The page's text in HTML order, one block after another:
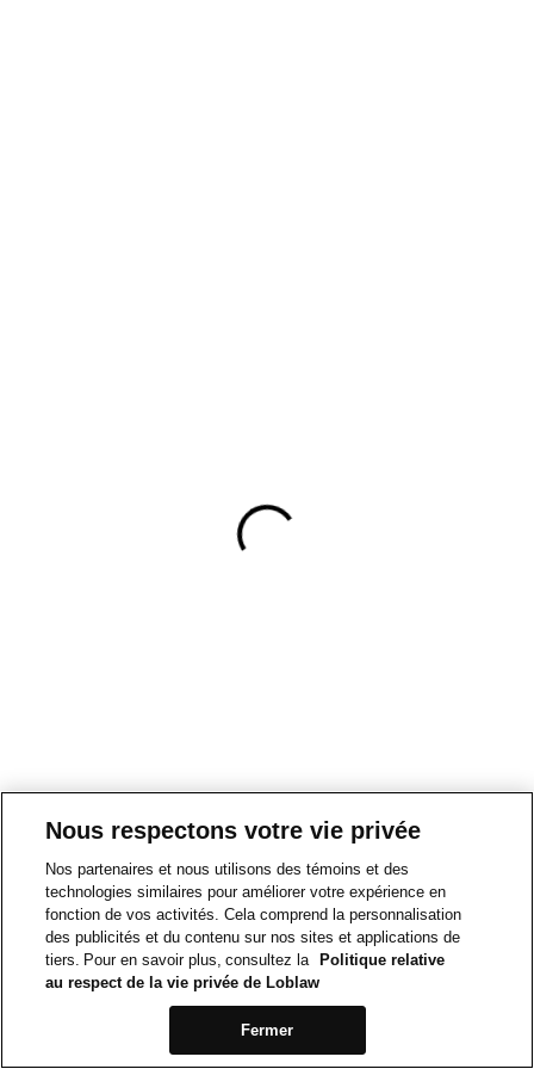
Nous respectons votre vie privée
Nos partenaires et nous utilisons des témoins et des
technologies similaires pour améliorer votre expérience en
fonction de vos activités. Cela comprend la personnalisation
des publicités et du contenu sur nos sites et applications de
tiers. Pour en savoir plus, consultez la
Politique relative
au respect de la vie privée de Loblaw
Fermer